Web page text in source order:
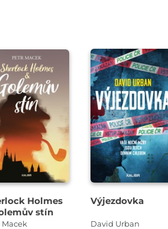
Holmes
stín
Macek
Výjezdovka
David Urban